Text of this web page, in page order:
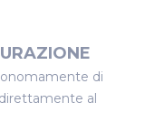
di
al